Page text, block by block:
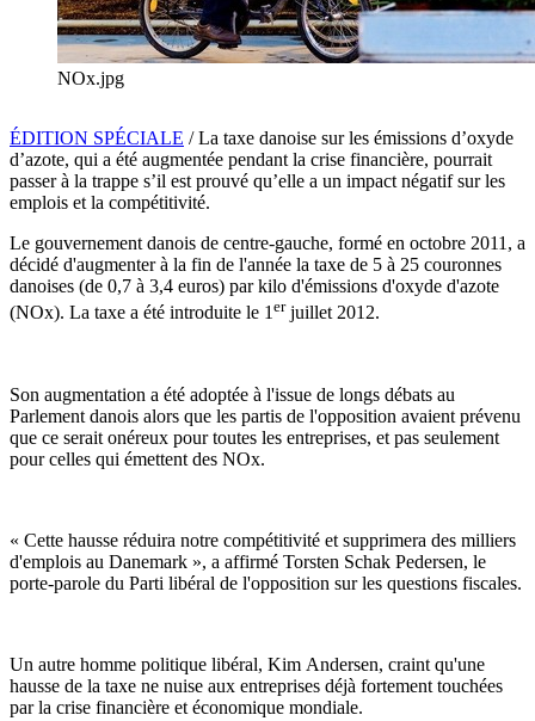
NOx.jpg
ÉDITION SPÉCIALE / La taxe danoise sur les émissions d’oxyde
d’azote, qui a été augmentée pendant la crise financière, pourrait
passer à la trappe s’il est prouvé qu’elle a un impact négatif sur les
emplois et la compétitivité.
Le gouvernement danois de centre-gauche, formé en octobre 2011, a
décidé d'augmenter à la fin de l'année la taxe de 5 à 25 couronnes
danoises (de 0,7 à 3,4 euros) par kilo d'émissions d'oxyde d'azote
(NOx). La taxe a été introduite le 1erjuillet 2012.
Son augmentation a été adoptée à l'issue de longs débats au
Parlement danois alors que les partis de l'opposition avaient prévenu
que ce serait onéreux pour toutes les entreprises, et pas seulement
pour celles qui émettent des NOx.
« Cette hausse réduira notre compétitivité et supprimera des milliers
d'emplois au Danemark », a affirmé Torsten Schak Pedersen, le
porte-parole du Parti libéral de l'opposition sur les questions fiscales.
Un autre homme politique libéral, Kim Andersen, craint qu'une
hausse de la taxe ne nuise aux entreprises déjà fortement touchées
par la crise financière et économique mondiale.